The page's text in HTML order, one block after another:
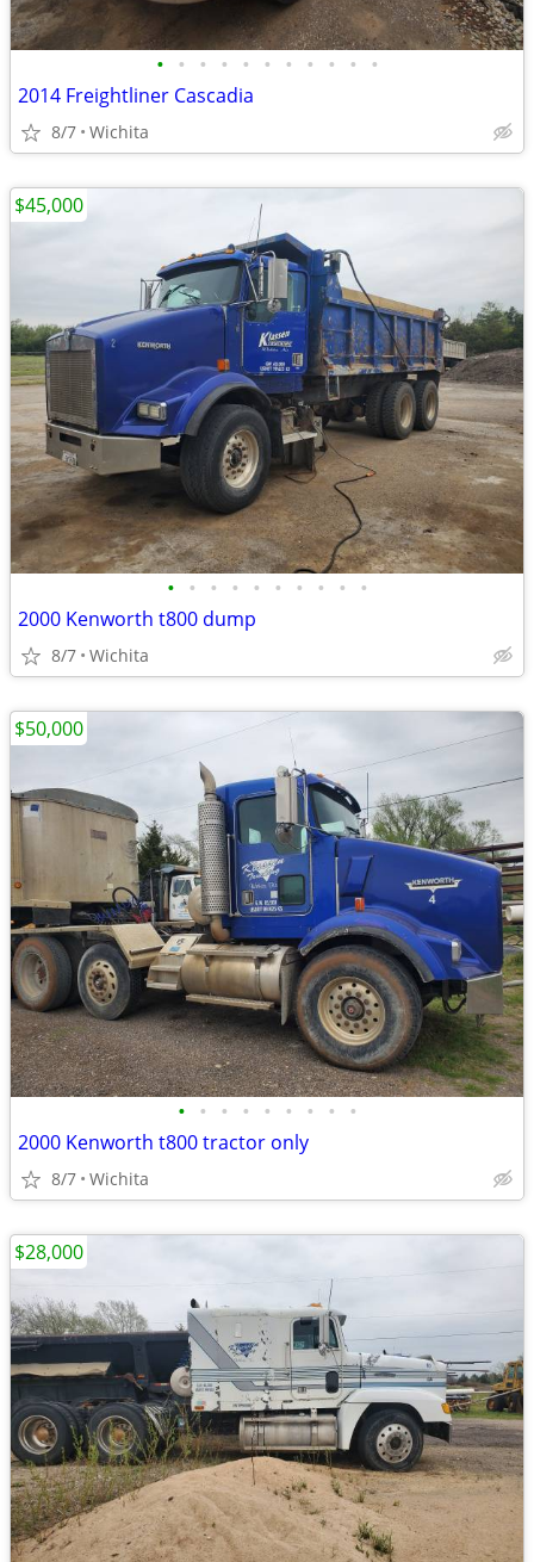
• • • • • • • • • • •
2014 Freightliner Cascadia
8/7 Wichita
• • • • • • • • • •
2000 Kenworth t800 dump
8/7 Wichita
$45,000
• • • • • • • • •
2000 Kenworth t800 tractor only
8/7 Wichita
$50,000
$28,000